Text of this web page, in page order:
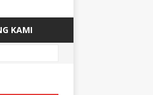
KAMI